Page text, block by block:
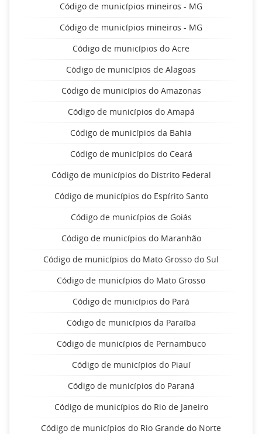
Código de municípios mineiros - MG
Código de municípios mineiros - MG
Código de municípios do Acre
Código de municípios de Alagoas
Código de municípios do Amazonas
Código de municípios do Amapá
Código de municípios da Bahia
Código de municípios do Ceará
Código de municípios do Distrito Federal
Código de municípios do Espírito Santo
Código de municípios de Goiás
Código de municípios do Maranhão
Código de municípios do Mato Grosso do Sul
Código de municípios do Mato Grosso
Código de municípios do Pará
Código de municípios da Paraíba
Código de municípios de Pernambuco
Código de municípios do Piauí
Código de municípios do Paraná
Código de municípios do Rio de Janeiro
Código de municípios do Rio Grande do Norte